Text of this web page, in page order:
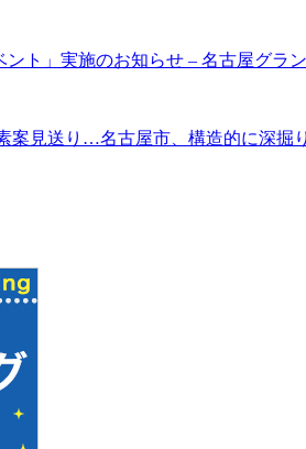
ト」実施のお知らせ – 名古屋グラ
案見送り…名古屋市、構造的に深掘